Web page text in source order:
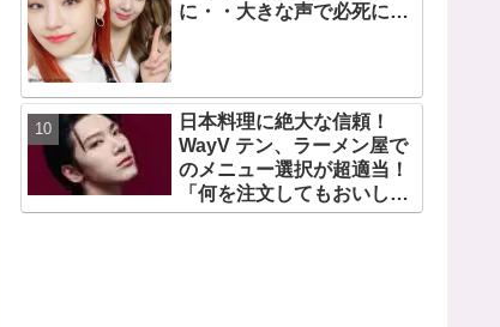
に・・大きな声で必死にア
日本料理に絶大な信頼！
WayV テン、ラーメン屋で
のメニュー選択が超適当！
「何を注文してもおいしい
から・・」日本の食べ物に